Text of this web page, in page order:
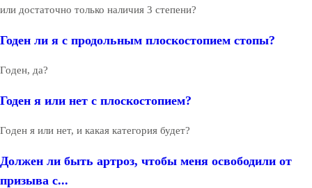
или достаточно только наличия 3 степени?
Годен ли я с продольным плоскостопием стопы?
Годен, да?
Годен я или нет с плоскостопием?
Годен я или нет, и какая категория будет?
Должен ли быть артроз, чтобы меня освободили от
призыва с...